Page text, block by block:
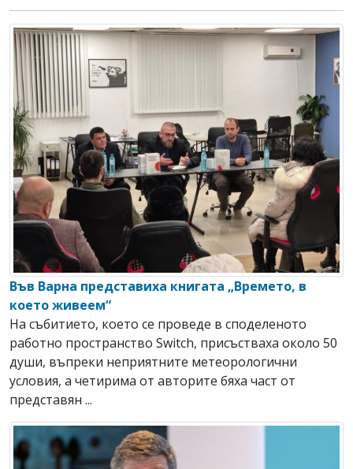
Във Варна представиха книгата „Времето, в
което живеем“
На събитието, което се проведе в споделеното
работно пространство Switch, присъстваха около 50
души, въпреки неприятните метеорологични
условия, а четирима от авторите бяха част от
представян ...